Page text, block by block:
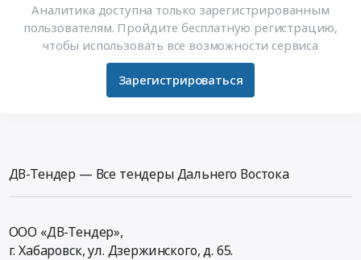
Аналитика доступна только зарегистрированным
пользователям. Пройдите бесплатную регистрацию,
чтобы использовать все возможности сервиса
Зарегистрироваться
ДВ-Тендер — Все тендеры Дальнего Востока
ООО «ДВ-Тендер»,
г. Хабаровск,ул. Дзержинского, д. 65.